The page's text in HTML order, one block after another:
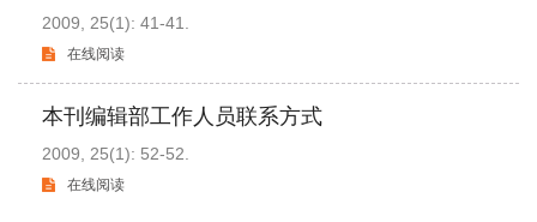
2009, 25(1): 41-41.
在线阅读
本刊编辑部工作人员联系方式
2009, 25(1): 52-52.
在线阅读